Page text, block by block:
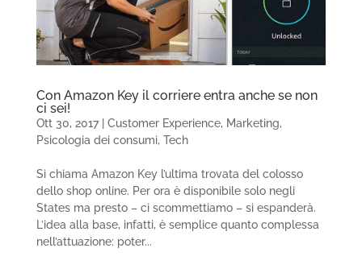
Con Amazon Key il corriere entra anche se non
ci sei!
Ott 30, 2017| Customer Experience, Marketing,
Psicologia dei consumi, Tech
Si chiama Amazon Key l’ultima trovata del colosso
dello shop online. Per ora è disponibile solo negli
States ma presto – ci scommettiamo – si espanderà.
L’idea alla base, infatti, è semplice quanto complessa
nell’attuazione: poter...